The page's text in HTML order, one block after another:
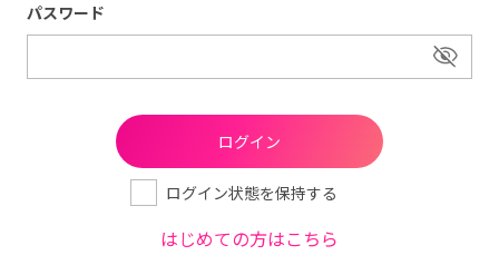
パスワード
ログイン状態を保持する
はじめての方はこちら